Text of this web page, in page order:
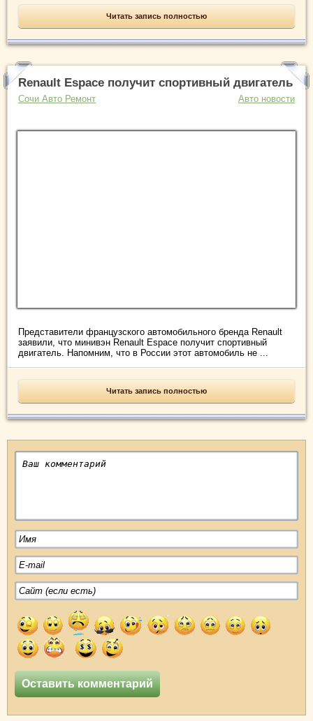
Читать запись полностью
Renault Espace получит спортивный двигатель
Сочи Авто Ремонт Авто новости
Представители французского автомобильного бренда Renault
заявили, что минивэн Renault Espace получит спортивный
двигатель. Напомним, что в России этот автомобиль не ...
Читать запись полностью